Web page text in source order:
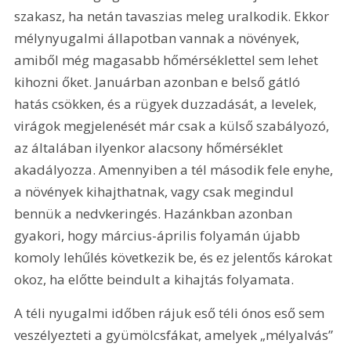
szakasz, ha netán tavaszias meleg uralkodik. Ekkor
mélynyugalmi állapotban vannak a növények,
amiből még magasabb hőmérséklettel sem lehet
kihozni őket. Januárban azonban e belső gátló
hatás csökken, és a rügyek duzzadását, a levelek,
virágok megjelenését már csak a külső szabályozó,
az általában ilyenkor alacsony hőmérséklet
akadályozza. Amennyiben a tél második fele enyhe,
a növények kihajthatnak, vagy csak megindul
bennük a nedvkeringés. Hazánkban azonban
gyakori, hogy március-április folyamán újabb
komoly lehűlés következik be, és ez jelentős károkat
okoz, ha előtte beindult a kihajtás folyamata.
A téli nyugalmi időben rájuk eső téli ónos eső sem
veszélyezteti a gyümölcsfákat, amelyek „mélyalvás”